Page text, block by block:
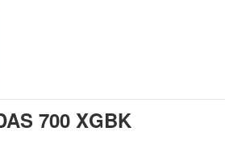
700 XGBK